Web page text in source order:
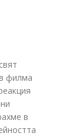
филма
в